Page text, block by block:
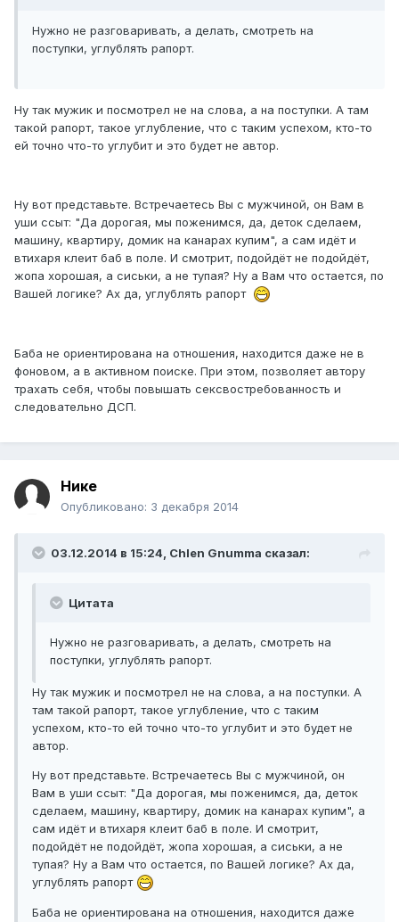
Нужно не разговаривать, а делать, смотреть на
поступки, углублять рапорт.
Ну так мужик и посмотрел не на слова, а на поступки. А там
такой рапорт, такое углубление, что с таким успехом, кто-то
ей точно что-то углубит и это будет не автор.
Ну вот представьте. Встречаетесь Вы с мужчиной, он Вам в
уши ссыт: "Да дорогая, мы поженимся, да, деток сделаем,
машину, квартиру, домик на канарах купим", а сам идёт и
втихаря клеит баб в поле. И смотрит, подойдёт не подойдёт,
жопа хорошая, а сиськи, а не тупая? Ну а Вам что остается, по
Вашей логике? Ах да, углублять рапорт
Баба не ориентирована на отношения, находится даже не в
фоновом, а в активном поиске. При этом, позволяет автору
трахать себя, чтобы повышать сексвостребованность и
следовательно ДСП.
Нике
Опубликовано: 3 декабря 2014
03.12.2014 в 15:24, Chlen Gnumma сказал:
Цитата
Нужно не разговаривать, а делать, смотреть на
поступки, углублять рапорт.
Ну так мужик и посмотрел не на слова, а на поступки. А
там такой рапорт, такое углубление, что с таким
успехом, кто-то ей точно что-то углубит и это будет не
автор.
Ну вот представьте. Встречаетесь Вы с мужчиной, он
Вам в уши ссыт: "Да дорогая, мы поженимся, да, деток
сделаем, машину, квартиру, домик на канарах купим", а
сам идёт и втихаря клеит баб в поле. И смотрит,
подойдёт не подойдёт, жопа хорошая, а сиськи, а не
тупая? Ну а Вам что остается, по Вашей логике? Ах да,
углублять рапорт
Баба не ориентирована на отношения, находится даже